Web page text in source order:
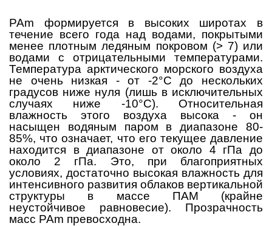
PAm формируется в высоких широтах в
течение всего года над водами, покрытыми
менее плотным ледяным покровом (> 7) или
водами с отрицательными температурами.
Температура арктического морского воздуха
не очень низкая - от -2°C до нескольких
градусов ниже нуля (лишь в исключительных
случаях ниже -10°C). Относительная
влажность этого воздуха высока - он
насыщен водяным паром в диапазоне 80-
85%, что означает, что его текущее давление
находится в диапазоне от около 4 гПа до
около 2 гПа. Это, при благоприятных
условиях, достаточно высокая влажность для
интенсивного развития облаков вертикальной
структуры в массе ПАМ (крайне
неустойчивое равновесие). Прозрачность
масс PAm превосходна.